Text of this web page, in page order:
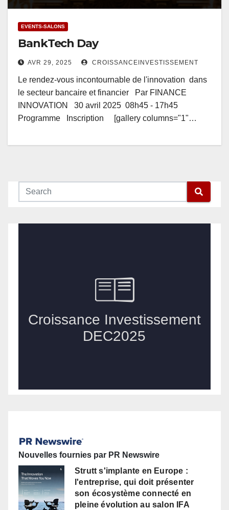
EVENTS-SALONS
BankTech Day
AVR 29, 2025 CROISSANCEINVESTISSEMENT
Le rendez-vous incontournable de l'innovation dans
le secteur bancaire et financier Par FINANCE
INNOVATION 30 avril 2025 08h45 - 17h45
Programme Inscription [gallery columns="1"…
Nouvelles fournies par PR Newswire
Strutt s'implante en Europe :
l'entreprise, qui doit présenter
son écosystème connecté en
pleine évolution au salon IFA